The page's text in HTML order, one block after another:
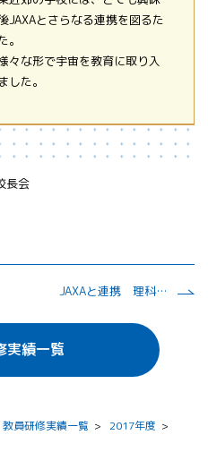
JAXAとさらなる連携を図るた
々な形で宇宙を教育に取り入
した。
長会
JAXAと連携 理科観察、実験基礎研修講座
実績一覧
教員研修実績一覧 > 2017年度 >